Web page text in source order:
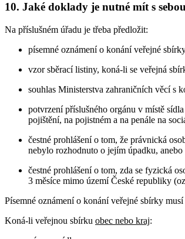
10. Jaké doklady je nutné mít s sebou
Na příslušném úřadu je třeba předložit:
písemné oznámení o konání veřejné
vzor sběrací listiny, koná-li se veřejná
souhlas Ministerstva zahraničních věcí s
potvrzení příslušného orgánu v místě
pojištění, na pojistném a na penále na
čestné prohlášení o tom, že právnická
nebylo rozhodnuto o jejím úpadku,
čestné prohlášení o tom, zda se fyzická
3 měsíce mimo území České republiky
Písemné oznámení o konání veřejné sbírky
Koná-li veřejnou sbírku obec nebo kraj: